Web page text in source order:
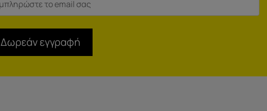
Δωρεάν εγγραφή